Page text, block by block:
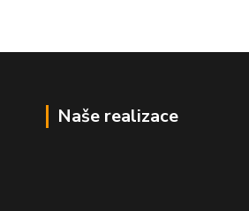
Naše realizace